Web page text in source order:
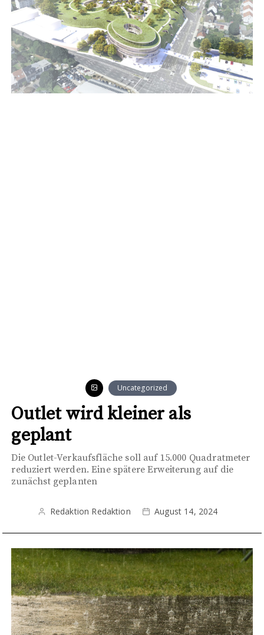
Uncategorized
Outlet wird kleiner als
geplant
Die Outlet-Verkaufsfläche soll auf 15.000 Quadratmeter
reduziert werden. Eine spätere Erweiterung auf die
zunächst geplanten
Redaktion Redaktion August 14, 2024